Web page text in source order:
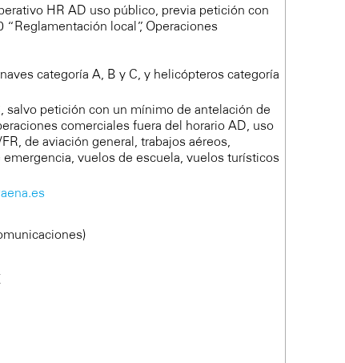
HR AD uso público, previa petición con
local”, Operaciones
categoría A, B y C, y helicópteros categoría
salvo petición con un mínimo de antelación de
comerciales fuera del horario AD, uso
de aviación general, trabajos aéreos,
vuelos de escuela, vuelos turísticos